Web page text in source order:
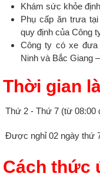
Khám sức khỏe
Phụ cấp ăn trưa
quy định của Công
Công ty có xe đưa
Ninh và Bắc Giang
Thời gian
Thứ 2 - Thứ 7 (từ 08:00
Được nghỉ 02 ngày thứ
Cách thức